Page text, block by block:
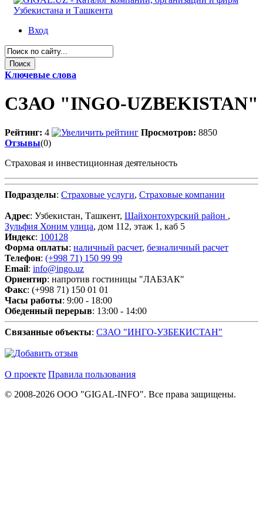
Вход
Ключевые слова
СЗАО "INGO-UZBEKISTAN"
Рейтинг: 4 Просмотров: 8850
Отзывы(0)
Страховая и инвестиционная деятельность
Подразделы: Страховые услуги, Страховые компании
Адрес: Узбекистан, Ташкент, Шайхонтохурский район ,
Зульфия Хоним улица, дом 112, этаж 1, каб 5
Индекс: 100128
Форма оплаты: наличный расчет, безналичный расчет
Телефон: (+998 71) 150 99 99
Email: info@ingo.uz
Ориентир: напротив гостиницы "ЛАБЗАК"
Факс: (+998 71) 150 01 01
Часы работы: 9:00 - 18:00
Обеденный перерыв: 13:00 - 14:00
Связанные объекты: СЗАО "ИНГО-УЗБЕКИСТАН"
О проекте Правила пользования
© 2008-2026 ООО "GIGAL-INFO". Все права защищены.